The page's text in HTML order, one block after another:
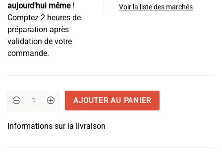
aujourd'hui même!
Comptez 2 heures de
préparation après
validation de votre
commande.
Voir la liste des marchés
quantité
Porcayou
AJOUTER AU PANIER
Informations sur la livraison